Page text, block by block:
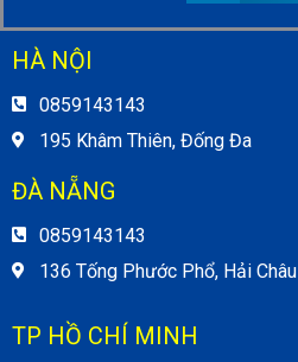
HÀ NỘI
0859143143
195 Khâm Thiên, Đống Đa
ĐÀ NẴNG
0859143143
136 Tống Phước Phổ, Hải Châu
TP HỒ CHÍ MINH